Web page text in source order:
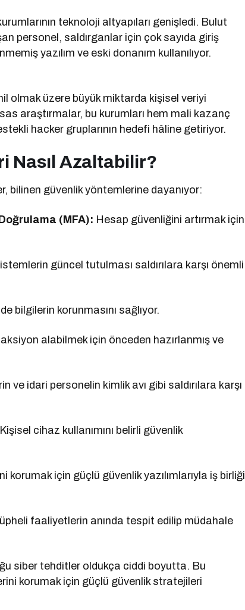
teknoloji altyapıları genişledi. Bulut
personel, saldırganlar için çok sayıda giriş
yazılım ve eski donanım kullanılıyor.
olmak üzere büyük miktarda kişisel veriyi
araştırmalar, bu kurumları hem mali kazanç
hacker gruplarının hedefi hâline getiriyor.
Nasıl Azaltabilir?
bilinen güvenlik yöntemlerine dayanıyor:
(MFA): Hesap güvenliğini artırmak için
güncel tutulması saldırılara karşı önemli
bilgilerin korunmasını sağlıyor.
aksiyon alabilmek için önceden hazırlanmış ve
ve idari personelin kimlik avı gibi saldırılara karşı
Kişisel cihaz kullanımını belirli güvenlik
korumak için güçlü güvenlik yazılımlarıyla iş birliği
faaliyetlerin anında tespit edilip müdahale
siber tehditler oldukça ciddi boyutta. Bu
korumak için güçlü güvenlik stratejileri